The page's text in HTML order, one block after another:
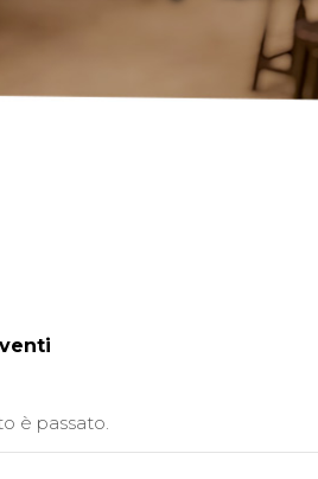
è passato.